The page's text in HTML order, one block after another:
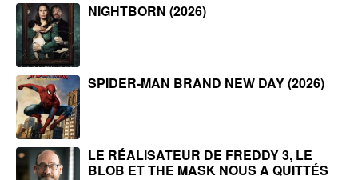
NIGHTBORN (2026)
SPIDER-MAN BRAND NEW DAY (2026)
LE RÉALISATEUR DE FREDDY 3, LE
BLOB ET THE MASK NOUS A QUITTÉS